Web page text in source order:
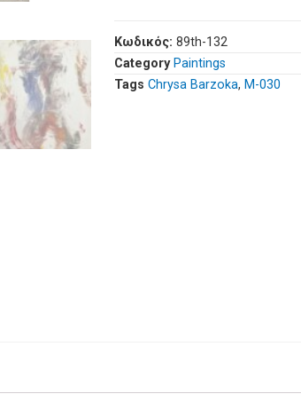
Κωδικός: 89th-132
Category Paintings
Tags Chrysa Barzoka, Μ-030